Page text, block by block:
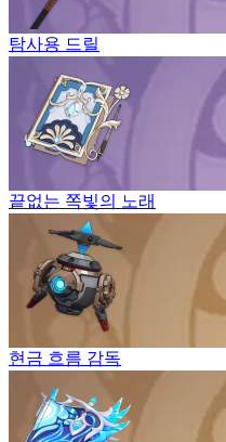
탐사용 드릴
끝없는 쪽빛의 노래
현금 흐름 감독